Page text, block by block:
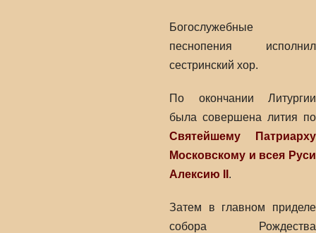
Богослужебные
песнопения исполнил
сестринский хор.
По окончании Литургии
была совершена лития по
Святейшему Патриарху
Московскому и всея Руси
Алексию II .
Затем в главном приделе
собора Рождества